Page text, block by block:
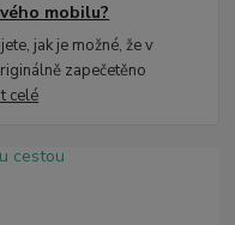
mobilu?
jak je možné, že v
zapečetěno
celé